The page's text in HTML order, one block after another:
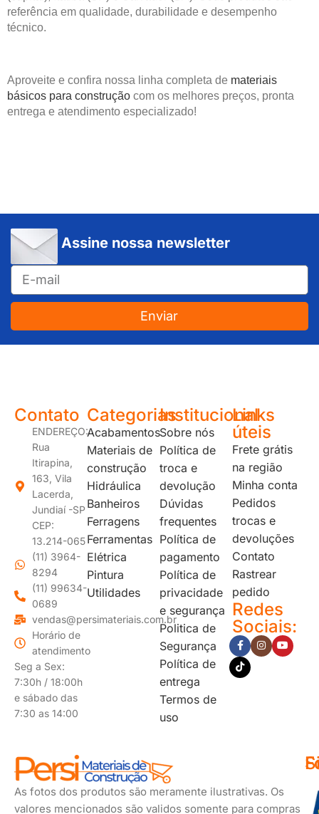
referência em qualidade, durabilidade e desempenho
técnico.
Aproveite e confira nossa linha completa de materiais
básicos para construção com os melhores preços, pronta
entrega e atendimento especializado!
Assine nossa newsletter
Enviar
Contato
ENDEREÇO:
Rua
Itirapina,
163, Vila
Lacerda,
Jundiaí -SP
CEP:
13.214-065
(11) 3964-
8294
(11) 99634-
0689
vendas@persimateriais.com.br
Horário de
atendimento
Seg a Sex:
7:30h / 18:00h
e sábado das
7:30 as 14:00
Categorias
Acabamentos
Materiais de
construção
Hidráulica
Banheiros
Ferragens
Ferramentas
Elétrica
Pintura
Utilidades
Institucional
Sobre nós
Política de
troca e
devolução
Dúvidas
frequentes
Política de
pagamento
Política de
privacidade
e segurança
Politica de
Segurança
Política de
entrega
Termos de
uso
Links
úteis
Frete grátis
na região
Minha conta
Pedidos
trocas e
devoluções
Contato
Rastrear
pedido
Redes
Sociais:
As fotos dos produtos são meramente ilustrativas. Os
valores mencionados são validos somente para compras